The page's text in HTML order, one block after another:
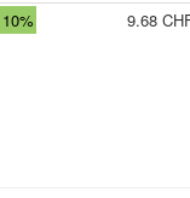
10% 9.68